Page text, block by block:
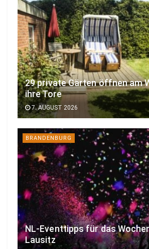
29 private Gärten öffnen am
ihre Tore
7. AUGUST 2026
BRANDENBURG
NL-Eventtipps für das
Lausitz